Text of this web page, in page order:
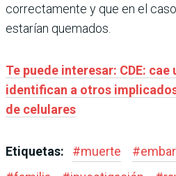
correctamente y que en el
estarían quemados.
Te puede interesar: CDE: cae
identifican a otros
de celulares
Etiquetas: #muerte #